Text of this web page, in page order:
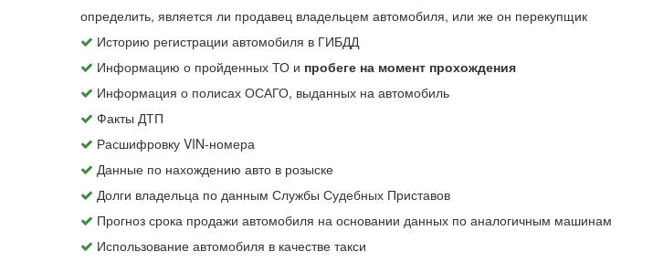
определить, является ли продавец владельцем автомобиля, или же он перекупщик
Историю регистрации автомобиля в ГИБДД
Информацию о пройденных ТО и пробеге на момент прохождения
Информация о полисах ОСАГО, выданных на автомобиль
Факты ДТП
Расшифровку VIN-номера
Данные по нахождению авто в розыске
Долги владельца по данным Службы Судебных Приставов
Прогноз срока продажи автомобиля на основании данных по аналогичным машинам
Использование автомобиля в качестве такси